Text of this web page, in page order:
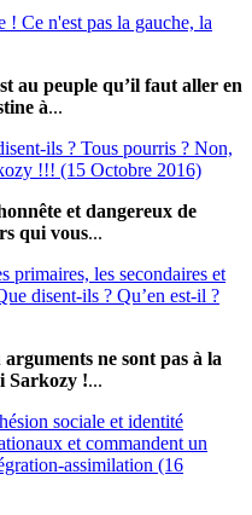
! Ce n'est pas la gauche, la
au peuple qu’il faut aller en
à...
ils ? Tous pourris ? Non,
!!! (15 Octobre 2016)
et dangereux de
qui vous...
primaires, les secondaires et
disent-ils ? Qu’en est-il ?
ne sont pas à la
Sarkozy !...
sociale et identité
et commandent un
assimilation (16